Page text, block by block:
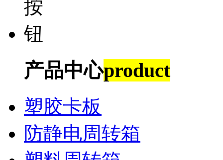
产品中心product
塑胶卡板
防静电周转箱